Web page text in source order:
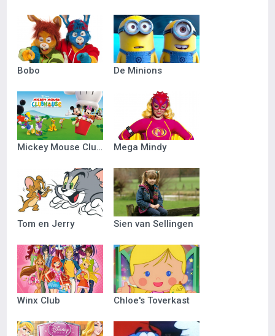
Bobo De Minions
Mickey Mouse Clubhuis Mega Mindy
Tom en Jerry Sien van Sellingen
Winx Club Chloe's Toverkast